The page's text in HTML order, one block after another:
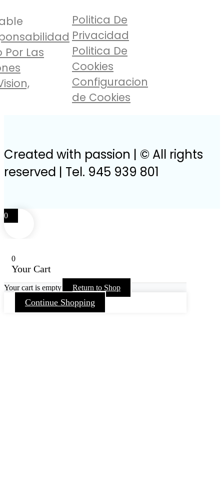
Por Las
Politica De
Privacidad
Politica De
Cookies
Configuracion
de Cookies
Created with passion | © All rights
reserved | Tel. 945 939 801
0
0
Your Cart
Your cart is empty Return to Shop
Continue Shopping